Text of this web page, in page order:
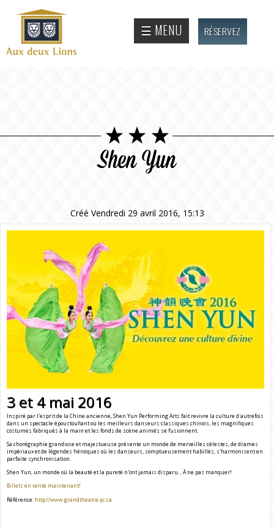
Site
officiel
de
☰ MENU RÉSERVEZ
Shen Yun
Créé Vendredi 29 avril 2016, 15:13
3 et 4 mai 2016
Inspiré par l'esprit de la Chine ancienne, Shen Yun Performing Arts fait revivre la culture d'autrefois
dans un spectacle époustouflant où les meilleurs danseurs classiques chinois, les magnifiques
costumes fabriqués à la main et les fonds de scène animés se fusionnent.
Sa chorégraphie grandiose et majestueuse présente un monde de merveilles célestes, de drames
impériaux et de légendes héroïques où les danseurs, somptueusement habillés, s'harmonisent en
parfaite synchronisation.
Shen Yun, un monde où la beauté et la pureté n'ont jamais disparu... À ne pas manquer!
Billets en vente maintenant!
Référence: http://www.grandtheatre.qc.ca